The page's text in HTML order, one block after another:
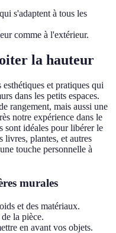
s'adaptent à tous les
comme à l'extérieur.
la hauteur
et pratiques qui
dans les petits espaces.
rangement, mais aussi une
notre expérience dans le
sont idéales pour libérer le
livres, plantes, et autres
touche personnelle à
murales
et des matériaux.
la pièce.
en avant vos objets.